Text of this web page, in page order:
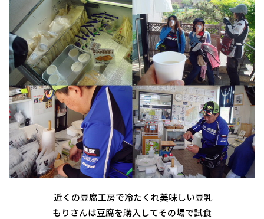
近くの豆腐工房で冷たくれ美味しい豆乳
もりさんは豆腐を購入してその場で試食